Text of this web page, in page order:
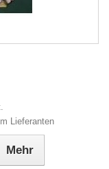
Lieferanten
Mehr